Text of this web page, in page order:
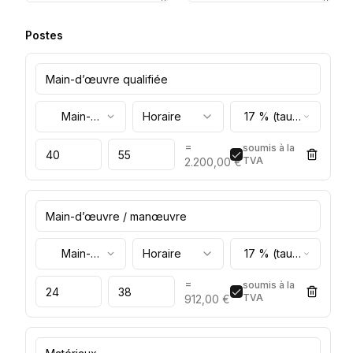
Postes
Main-
d’œuvre
Horaire
17 % (taux
normal)
=
2.200,00 €
soumis à la
TVA
Main-
d’œuvre
Horaire
17 % (taux
normal)
=
912,00 €
soumis à la
TVA